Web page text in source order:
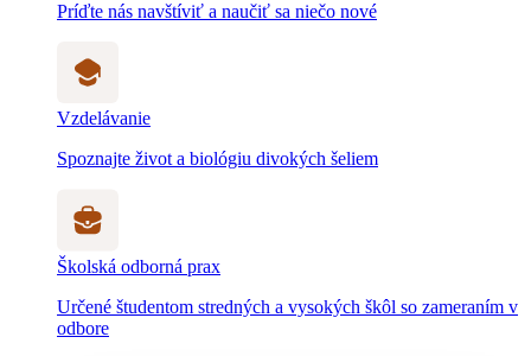
Príďte nás navštíviť a naučiť sa niečo nové
Vzdelávanie
Spoznajte život a biológiu divokých šeliem
Školská odborná prax
Určené študentom stredných a vysokých škôl so zameraním v
odbore